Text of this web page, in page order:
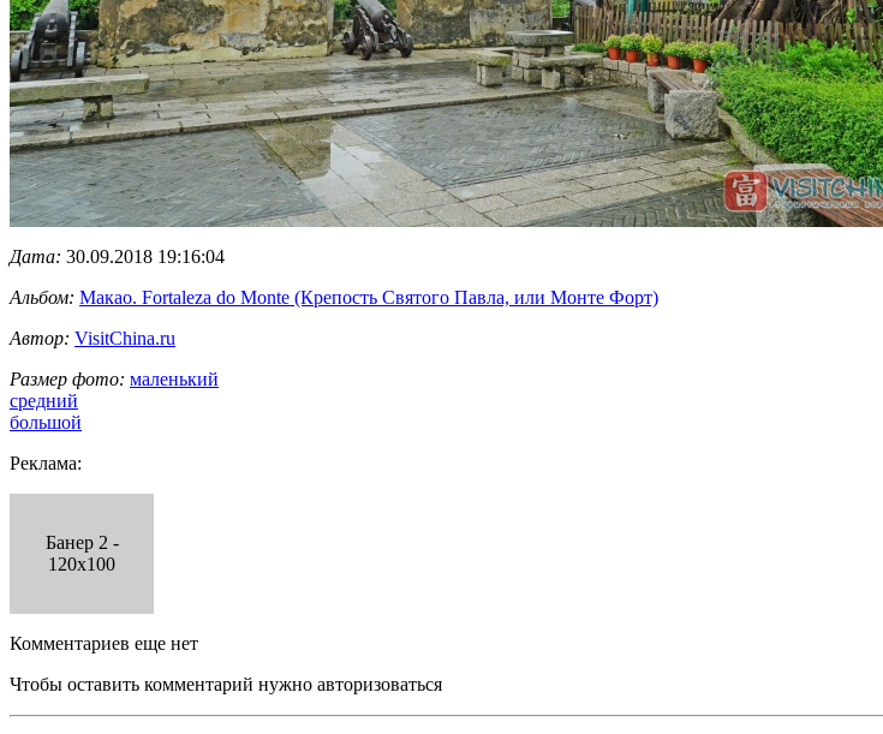
Дата: 30.09.2018 19:16:04
Альбом: Макао. Fortaleza do Monte (Крепость Святого Павла, или Монте Форт)
Автор: VisitChina.ru
Размер фото: маленький
средний
большой
Реклама:
Банер 2 -
120x100
Комментариев еще нет
Чтобы оставить комментарий нужно авторизоваться